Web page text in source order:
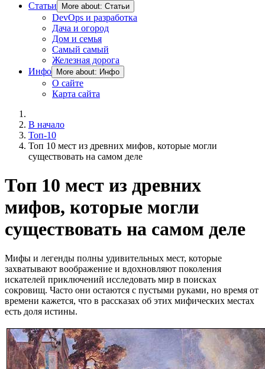
Статьи
More about: Статьи
DevOps и разработка
Дача и огород
Дом и семья
Самый самый
Железная дорога
Инфо
More about: Инфо
О сайте
Карта сайта
В начало
Топ-10
Топ 10 мест из древних мифов, которые могли
существовать на самом деле
Топ 10 мест из древних
мифов, которые могли
существовать на самом деле
Мифы и легенды полны удивительных мест, которые
захватывают воображение и вдохновляют поколения
искателей приключений исследовать мир в поисках
сокровищ. Часто они остаются с пустыми руками, но время от
времени кажется, что в рассказах об этих мифических местах
есть доля истины.